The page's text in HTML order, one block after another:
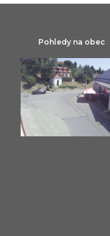
Pohledy na obec